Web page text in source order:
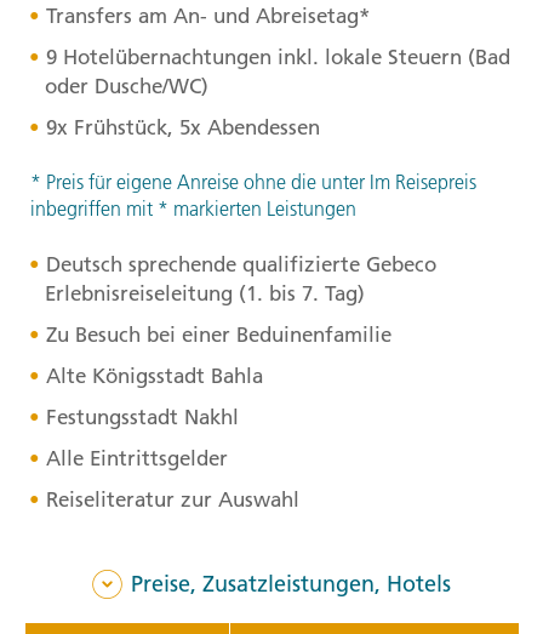
Transfers am An- und Abreisetag*
9 Hotelübernachtungen inkl. lokale Steuern (Bad
oder Dusche/WC)
9x Frühstück, 5x Abendessen
* Preis für eigene Anreise ohne die unter Im Reisepreis
inbegriffen mit * markierten Leistungen
Deutsch sprechende qualifizierte Gebeco
Erlebnisreiseleitung (1. bis 7. Tag)
Zu Besuch bei einer Beduinenfamilie
Alte Königsstadt Bahla
Festungsstadt Nakhl
Alle Eintrittsgelder
Reiseliteratur zur Auswahl
Preise, Zusatzleistungen, Hotels